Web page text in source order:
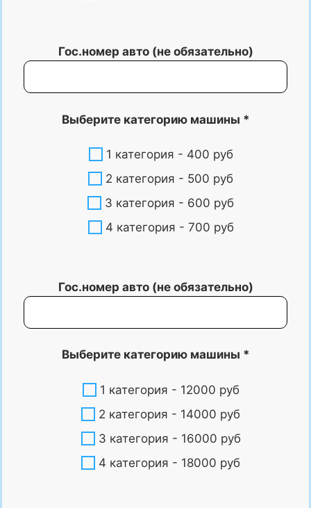
Гос.номер авто (не обязательно)
Выберите категорию машины *
1 категория - 400 руб
2 категория - 500 руб
3 категория - 600 руб
4 категория - 700 руб
Гос.номер авто (не обязательно)
Выберите категорию машины *
1 категория - 12000 руб
2 категория - 14000 руб
3 категория - 16000 руб
4 категория - 18000 руб